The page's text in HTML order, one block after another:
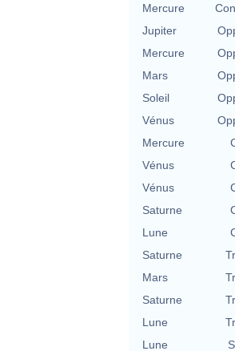
Mercure
Jupiter
Mercure
Mars
Soleil
Vénus
Mercure
Vénus
Vénus
Saturne
Lune
Saturne
Mars
Saturne
Lune
Lune